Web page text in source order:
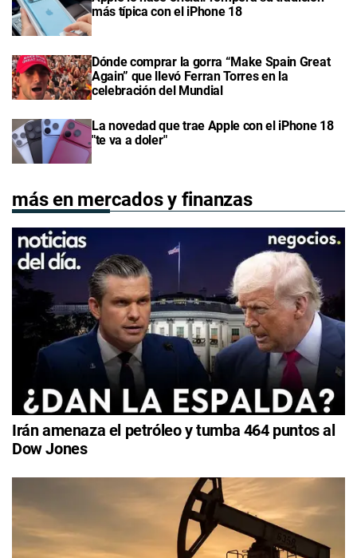
más típica con el iPhone 18
Dónde comprar la gorra “Make Spain Great
Again” que llevó Ferran Torres en la
celebración del Mundial
La novedad que trae Apple con el iPhone 18
"te va a doler"
más en mercados y finanzas
Irán amenaza el petróleo y tumba 464 puntos al
Dow Jones